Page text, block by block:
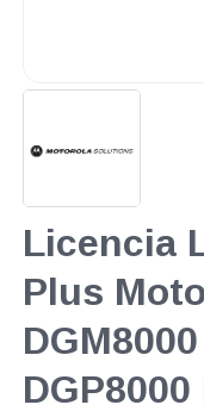
Licencia
Plus
DGP8000